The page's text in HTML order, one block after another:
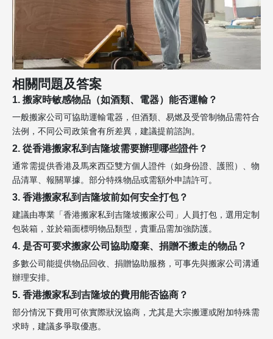
相關問題及答案
1. 搬家時敏感物品（如酒類、電器）能否運輸？
一般搬家公司可協助運輸電器，但酒類、易燃及受管制物品需符合
法例，不同公司政策會有所差異，建議提前諮詢。
2. 從香港搬家私到吉隆坡需要辦理哪些證件？
通常需提供香港及馬來西亞雙方個人證件（如身份證、護照）、物
品清單、報關單據。部分特殊物品或需額外申請許可。
3. 香港搬家私到吉隆坡前如何安全打包？
建議由專業「香港搬家私到吉隆坡搬家公司」人員打包，選用定制
包裝箱，並於箱面標明物品類型，貴重品需加強防護。
4. 是否可要求搬家公司協助廢棄、捐贈不搬走的物品？
多數公司能提供物品回收、捐贈協助服務，可事先與搬家公司溝通
辦理安排。
5. 香港搬家私到吉隆坡的費用能否協商？
部分情況下費用可依實際狀況協商，尤其是大宗搬運或附加特殊需
求時，建議多爭取優惠。